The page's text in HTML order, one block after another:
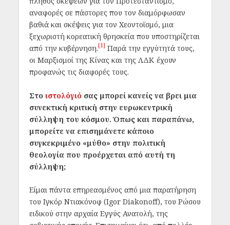
αναφορές σε πάστορες που τον διαμόρφωσαν
βαθιά και σκέψεις για τον Χεοντοϊσμό, μια
ξεχωριστή κορεατική θρησκεία που υποστηρίζεται
από την κυβέρνηση.[1] Παρά την εγγύτητά τους,
οι Μαρξισμοί της Κίνας και της ΛΔΚ έχουν
προφανώς τις διαφορές τους.
Στο ιστολόγιόσας μπορεί κανείς να βρει μια
συνεκτική κριτική στην ευρωκεντρική
σύλληψη του κόσμου. Όπως και παραπάνω,
μπορείτε να επισημάνετε κάποιο
συγκεκριμένο «μύθο» στην πολιτική
θεολογία που προέρχεται από αυτή τη
σύλληψη;
Είμαι πάντα επηρεασμένος από μια παρατήρηση
του Ιγκόρ Ντιακόνοφ (Igor Diakonoff), του Ρώσου
ειδικού στην αρχαία Εγγύς Ανατολή, της